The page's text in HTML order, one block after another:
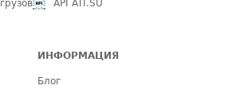
API ATI.SU
ИНФОРМАЦИЯ
Блог